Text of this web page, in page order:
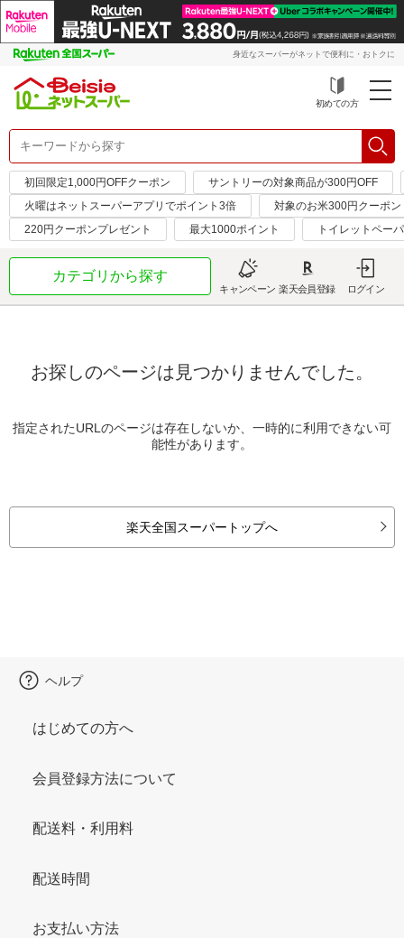
身近なスーパーがネットで便利に・おトクに
初めての方
初回限定1,000円OFFクーポン
サントリーの対象商品が300円OFF
火曜はネットスーパーアプリでポイント3倍
対象のお米300円クーポン
220円クーポンプレゼント
最大1000ポイント トイレットペー
カテゴリから探す
キャンペーン 楽天会員登録 ログイン
お探しのページは見つかりませんでした。
指定されたURLのページは存在しないか、一時的に利用できない可
能性があります。
楽天全国スーパートップへ
ヘルプ
はじめての方へ
会員登録方法について
配送料・利用料
配送時間
お支払い方法